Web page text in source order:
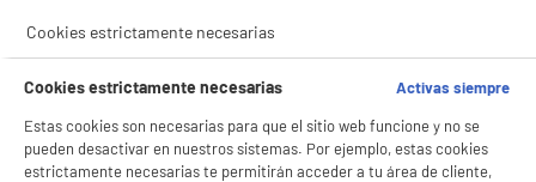
¡Buena visita!
Gestionar cookies
✔ ACEPTAR TODAS
Cookies estrictamente necesarias
Cookies estrictamente necesarias
Activas siempre
Estas cookies son necesarias para que el sitio web funcione y no se
pueden desactivar en nuestros sistemas. Por ejemplo, estas cookies
estrictamente necesarias te permitirán acceder a tu área de cliente,